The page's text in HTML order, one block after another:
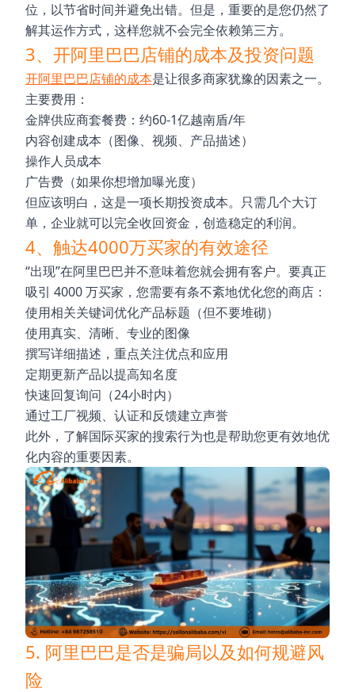
位，以节省时间并避免出错。但是，重要的是您仍然了
解其运作方式，这样您就不会完全依赖第三方。
3、开阿里巴巴店铺的成本及投资问题
开阿里巴巴店铺的成本是让很多商家犹豫的因素之一。
主要费用：
金牌供应商套餐费：约60-1亿越南盾/年
内容创建成本（图像、视频、产品描述）
操作人员成本
广告费（如果你想增加曝光度）
但应该明白，这是一项长期投资成本。只需几个大订
单，企业就可以完全收回资金，创造稳定的利润。
4、触达4000万买家的有效途径
“出现”在阿里巴巴并不意味着您就会拥有客户。要真正
吸引 4000 万买家，您需要有条不紊地优化您的商店：
使用相关关键词优化产品标题（但不要堆砌）
使用真实、清晰、专业的图像
撰写详细描述，重点关注优点和应用
定期更新产品以提高知名度
快速回复询问（24小时内）
通过工厂视频、认证和反馈建立声誉
此外，了解国际买家的搜索行为也是帮助您更有效地优
化内容的重要因素。
5. 阿里巴巴是否是骗局以及如何规避风
险